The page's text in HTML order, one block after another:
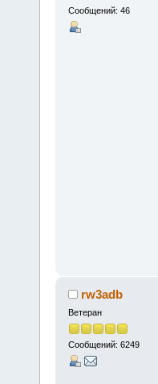
Сообщений: 46
rw3adb
Ветеран
Сообщений: 6249